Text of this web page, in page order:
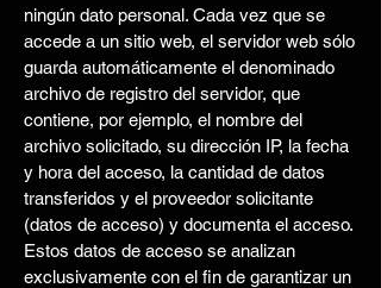
ningún dato personal. Cada vez que se
accede a un sitio web, el servidor web sólo
guarda automáticamente el denominado
archivo de registro del servidor, que
contiene, por ejemplo, el nombre del
archivo solicitado, su dirección IP, la fecha
y hora del acceso, la cantidad de datos
transferidos y el proveedor solicitante
(datos de acceso) y documenta el acceso.
Estos datos de acceso se analizan
exclusivamente con el fin de garantizar un